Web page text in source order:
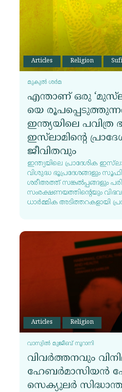
Articles Religion
മുകുൽ ശർമ
എന്താണ് ഒരു
യെ
ഇന്ത്യയിലെ പവിത്ര
ഇസ്‌ലാമിന്റെ
ജീവിതവും
ഇന്ത്യയിലെ പ്രാദേശിക
വിശുദ്ധ ഭൂപ്രദേശങ്ങളും സൂഫി
ശരീഅത്ത് സങ്കൽപ്പങ്ങളും
സംരക്ഷണയത്തിന്റെയും
ധാർമ്മിക അടിത്തറകളായി
Articles Religion
വാസ്വിൽ മുജീബ് നൂറാനി
വിവർത്തനവും
ഹേബർമാസിയൻ
സെക്യുലർ